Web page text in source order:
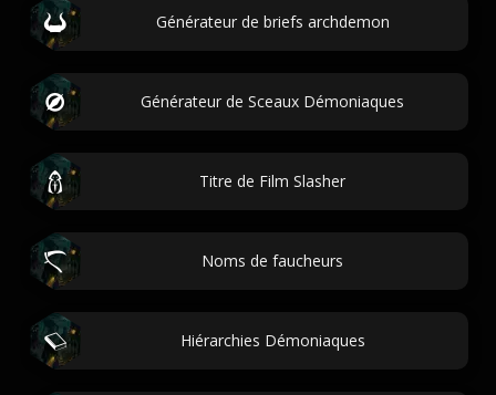
Générateur de briefs archdemon
Générateur de Sceaux Démoniaques
Titre de Film Slasher
Noms de faucheurs
Hiérarchies Démoniaques